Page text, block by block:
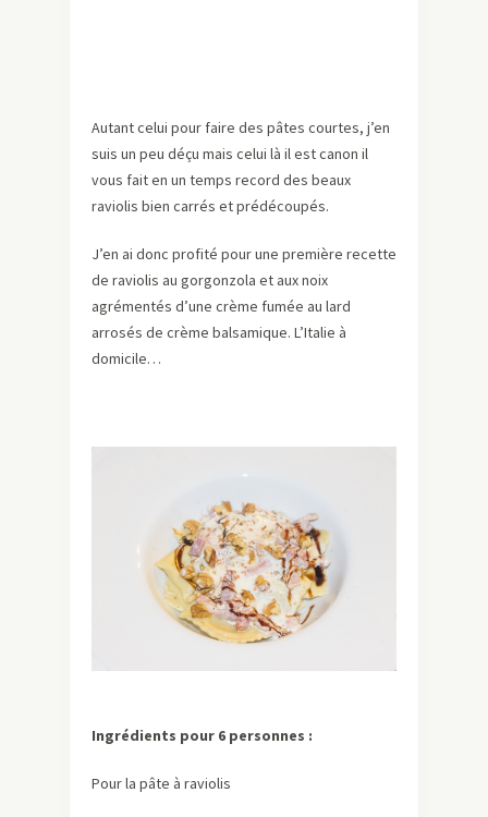
Autant celui pour faire des pâtes courtes, j’en
suis un peu déçu mais celui là il est canon il
vous fait en un temps record des beaux
raviolis bien carrés et prédécoupés.
J’en ai donc profité pour une première recette
de raviolis au gorgonzola et aux noix
agrémentés d’une crème fumée au lard
arrosés de crème balsamique. L’Italie à
domicile…
Ingrédients pour 6 personnes :
Pour la pâte à raviolis